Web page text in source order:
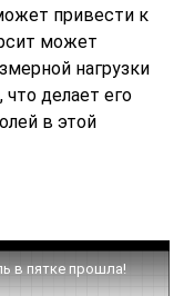
привести к
может
нагрузки
делает его
в этой
в пятке прошла!